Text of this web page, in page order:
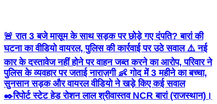
🚨 रात 3 बजे मासूम के साथ सड़क पर छोड़े गए दंपति? बारां की
घटना का वीडियो वायरल, पुलिस की कार्रवाई पर उठे सवाल ⚠️ नई
कार के दस्तावेज नहीं होने पर वाहन जब्त करने का आरोप, परिवार ने
पुलिस के व्यवहार पर जताई नाराज़गी 👶 गोद में 3 महीने का बच्चा,
सुनसान सड़क और वायरल वीडियो ने खड़े किए कई सवाल
✒️रिपोर्ट स्टेट हेड रोशन लाल श्रीवास्तव NCR बारां (राजस्थान)।